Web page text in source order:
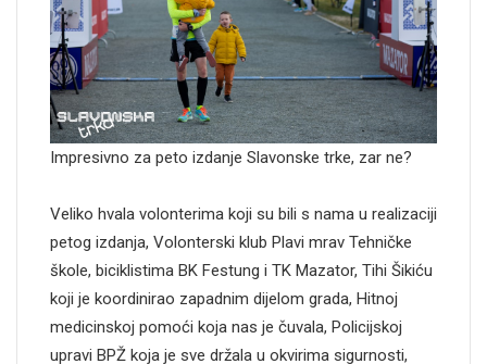
Impresivno za peto izdanje Slavonske trke, zar ne?
Veliko hvala volonterima koji su bili s nama u realizaciji
petog izdanja, Volonterski klub Plavi mrav Tehničke
škole, biciklistima BK Festung i TK Mazator, Tihi Šikiću
koji je koordinirao zapadnim dijelom grada, Hitnoj
medicinskoj pomoći koja nas je čuvala, Policijskoj
upravi BPŽ koja je sve držala u okvirima sigurnosti,